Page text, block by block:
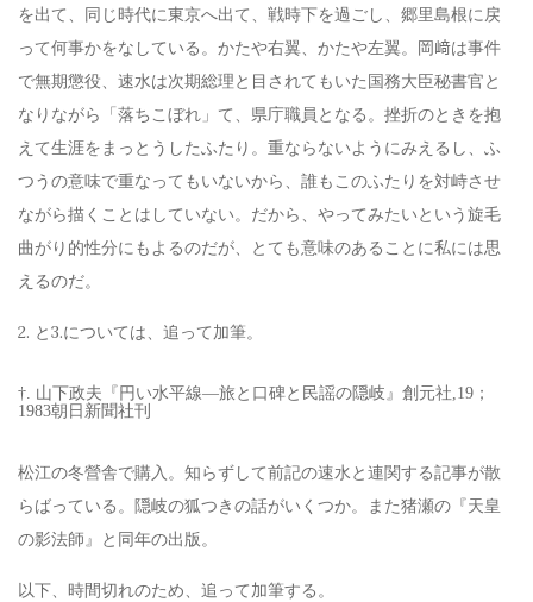
を出て、同じ時代に東京へ出て、戦時下を過ごし、郷里島根に戻
って何事かをなしている。かたや右翼、かたや左翼。岡﨑は事件
で無期懲役、速水は次期総理と目されてもいた国務大臣秘書官と
なりながら「落ちこぼれ」て、県庁職員となる。挫折のときを抱
えて生涯をまっとうしたふたり。重ならないようにみえるし、ふ
つうの意味で重なってもいないから、誰もこのふたりを対峙させ
ながら描くことはしていない。だから、やってみたいという旋毛
曲がり的性分にもよるのだが、とても意味のあることに私には思
えるのだ。
2. と3.については、追って加筆。
†. 山下政夫『円い水平線―旅と口碑と民謡の隠岐』創元社,19；
1983朝日新聞社刊
松江の冬營舎で購入。知らずして前記の速水と連関する記事が散
らばっている。隠岐の狐つきの話がいくつか。また猪瀬の『天皇
の影法師』と同年の出版。
以下、時間切れのため、追って加筆する。